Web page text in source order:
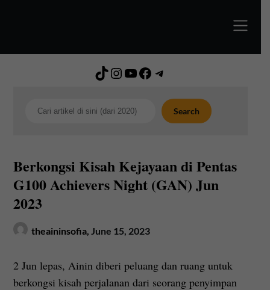
TikTok
Instagram
YouTube
Facebook
Telegram
Search Search
Berkongsi Kisah Kejayaan di Pentas
G100 Achievers Night (GAN) Jun
2023
theaininsofia, June 15, 2023
2 Jun lepas, Ainin diberi peluang dan ruang untuk
berkongsi kisah perjalanan dari seorang penyimpan